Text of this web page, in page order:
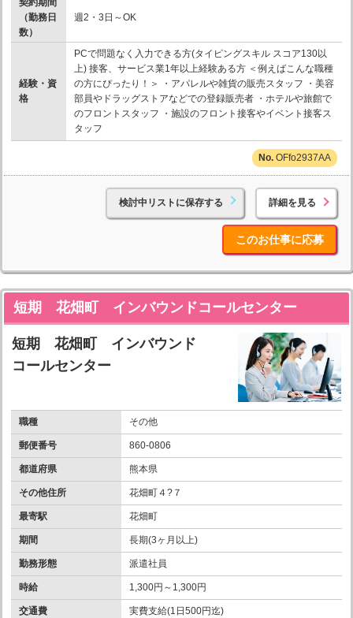
（勤務日
数）
週2・3日～OK
経験・資
格
PCで問題なく入力できる方(タイピングスキル スコア130以
上) 接客、サービス業1年以上経験ある方 ＜例えばこんな職種
の方にぴったり！＞ ・アパレルや雑貨の販売スタッフ ・美容
部員やドラッグストアなどでの登録販売者 ・ホテルや旅館で
のフロントスタッフ ・施設のフロント接客やイベント接客ス
タッフ
OFfo2937AA
検討中リストに保存する 詳細を見る
このお仕事に応募
短期 花畑町 インバウンドコールセンター
短期 花畑町 インバウンド
コールセンター
職種 その他
郵便番号 860-0806
都道府県 熊本県
その他住所 花畑町４?７
最寄駅 花畑町
期間 長期(3ヶ月以上)
勤務形態 派遣社員
時給 1,300円～1,300円
交通費 実費支給(1日500円迄)